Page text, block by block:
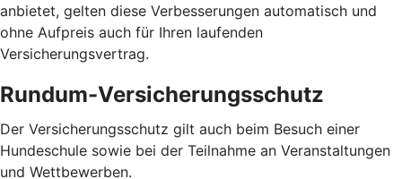
anbietet, gelten diese Verbesserungen automatisch und
ohne Aufpreis auch für Ihren laufenden
Versicherungsvertrag.
Rundum-Versicherungsschutz
Der Versicherungsschutz gilt auch beim Besuch einer
Hundeschule sowie bei der Teilnahme an Veranstaltungen
und Wettbewerben.